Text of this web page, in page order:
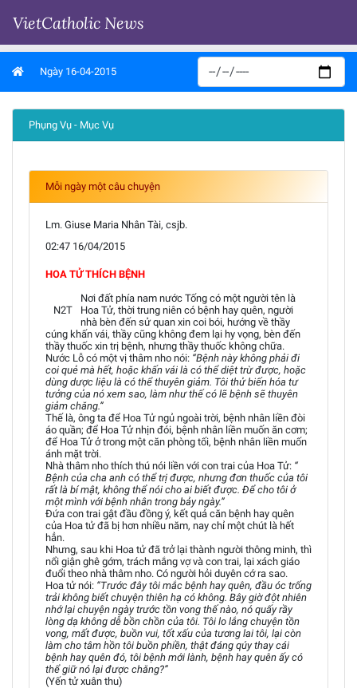
VietCatholic News
Ngày 16-04-2015
Phụng Vụ - Mục Vụ
Mỗi ngày một câu chuyện
Lm. Giuse Maria Nhân Tài, csjb.
02:47 16/04/2015
HOA TỬ THÍCH BỆNH
N2T
Nơi đất phía nam nước Tống có một người tên là
Hoa Tử, thời trung niên có bệnh hay quên, người
nhà bèn đến sử quan xin coi bói, hướng về thầy
cúng khấn vái, thầy cũng không đem lại hy vọng, bèn đến
thầy thuốc xin trị bệnh, nhưng thầy thuốc không chữa.
Nước Lỗ có một vị thâm nho nói: “Bệnh này không phải đi
coi quẻ mà hết, hoặc khấn vái là có thể diệt trừ được, hoặc
dùng dược liệu là có thể thuyên giảm. Tôi thử biến hóa tư
tưởng của nó xem sao, làm như thế có lẽ bệnh sẽ thuyên
giảm chăng.”
Thế là, ông ta để Hoa Tử ngủ ngoài trời, bệnh nhân liền đòi
áo quần; để Hoa Tử nhịn đói, bệnh nhân liền muốn ăn cơm;
để Hoa Tử ở trong một căn phòng tối, bệnh nhân liền muốn
ánh mặt trời.
Nhà thâm nho thích thú nói liền với con trai của Hoa Tử: “
Bệnh của cha anh có thể trị được, nhưng đơn thuốc của tôi
rất là bí mật, không thể nói cho ai biết được. Để cho tôi ở
một mình với bệnh nhân trong bảy ngày.”
Đứa con trai gật đầu đồng ý, kết quả căn bệnh hay quên
của Hoa tử đã bị hơn nhiều năm, nay chỉ một chút là hết
hẳn.
Nhưng, sau khi Hoa tử đã trở lại thành người thông minh, thì
nổi giận ghê gớm, trách mắng vợ và con trai, lại xách giáo
đuổi theo nhà thâm nho. Có người hỏi duyên cớ ra sao.
Hoa tử nói: “Trước đây tôi mắc bệnh hay quên, đầu óc trống
trải không biết chuyện thiên hạ có không. Bây giờ đột nhiên
nhớ lại chuyện ngày trước tồn vong thế nào, nó quấy rầy
lòng dạ không dễ bồn chồn của tôi. Tôi lo lắng chuyện tồn
vong, mất được, buồn vui, tốt xấu của tương lai tôi, lại còn
làm cho tâm hồn tôi buồn phiền, thật đáng qúy thay cái
bệnh hay quên đó, tôi bệnh mới lành, bệnh hay quên ấy có
thể giữ nó lại được chăng?”
(Yến tử xuân thu)